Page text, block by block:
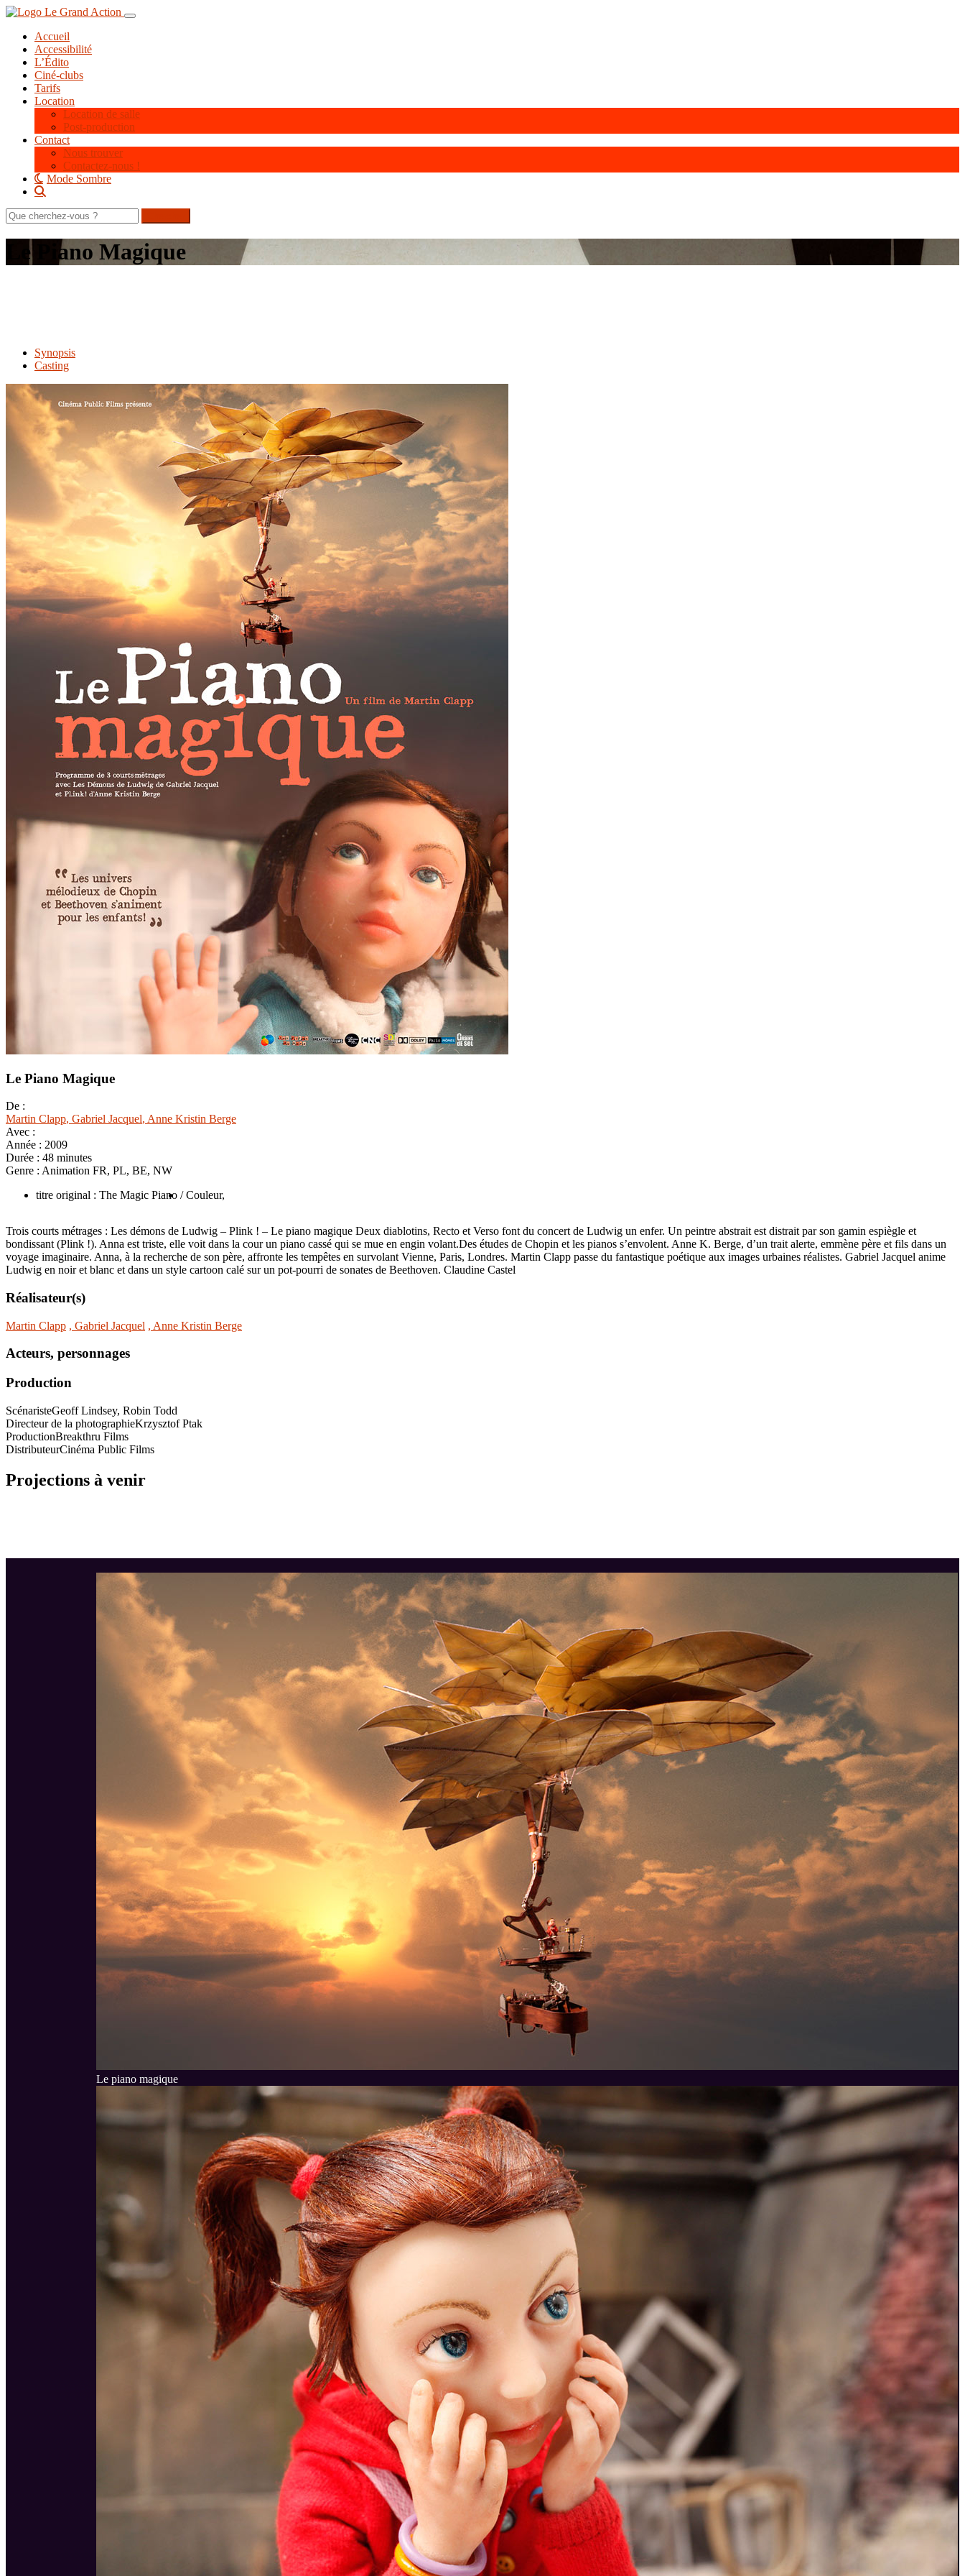
Aller
contenu
principal
Toggle navigation
Accueil
Accessibilité
L’Édito
Ciné-clubs
Tarifs
Location
Location de salle
Post-production
Contact
Nous trouver
Contactez-nous !
Mode Sombre
Rechercher
sur
le Le Piano Magique
Synopsis
Casting
Le Piano Magique
De :
Martin Clapp, Gabriel Jacquel, Anne Kristin Berge
Avec :
Année : 2009
Durée : 48 minutes
Genre : Animation FR, PL, BE, NW
titre original : The Magic Piano / Couleur,
Trois courts métrages : Les démons de Ludwig – Plink ! – Le piano magique Deux diablotins, Recto et Verso font du concert de Ludwig un enfer. Un peintre abstrait est distrait par son gamin espiègle et
bondissant (Plink !). Anna est triste, elle voit dans la cour un piano cassé qui se mue en engin volant.Des études de Chopin et les pianos s’envolent. Anne K. Berge, d’un trait alerte, emmène père et fils dans un
voyage imaginaire. Anna, à la recherche de son père, affronte les tempêtes en survolant Vienne, Paris, Londres. Martin Clapp passe du fantastique poétique aux images urbaines réalistes. Gabriel Jacquel anime
Ludwig en noir et blanc et dans un style cartoon calé sur un pot-pourri de sonates de Beethoven. Claudine Castel
Réalisateur(s)
Martin Clapp , Gabriel Jacquel , Anne Kristin Berge
Acteurs, personnages
Production
ScénaristeGeoff Lindsey, Robin Todd
Directeur de la photographieKrzysztof Ptak
ProductionBreakthru Films
DistributeurCinéma Public Films
Projections à venir
Le piano magique